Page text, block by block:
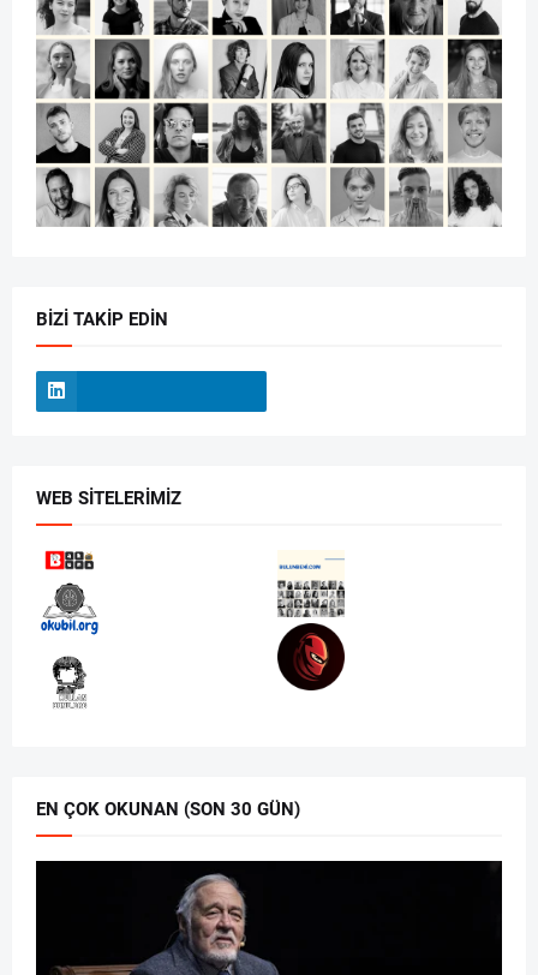
BIZI TAKIP EDIN
WEB SITELERIMIZ
EN ÇOK OKUNAN (SON 30 GÜN)